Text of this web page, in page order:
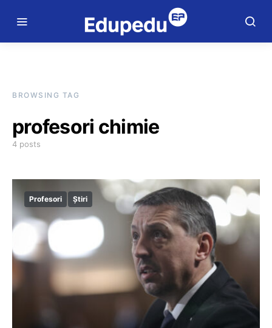
BROWSING TAG
profesori chimie
4 posts
Profesori Știri